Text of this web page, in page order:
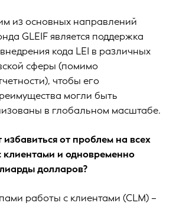
из основных направлений
GLEIF является поддержка
кода LEI в различных
сферы (помимо
чтобы его
могли быть
в глобальном масштабе.
от проблем на всех
клиентами и одновременно
долларов?
работы с клиентами (CLM) –